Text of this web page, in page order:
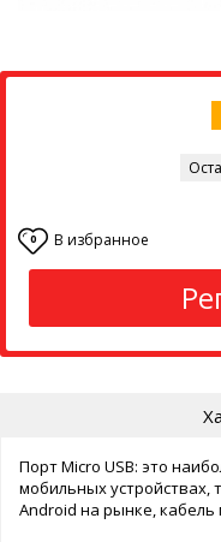
0 В избранное
Порт Micro USB: это
мобильных устройствах,
Android на рынке, кабель